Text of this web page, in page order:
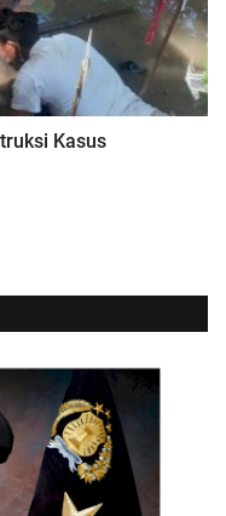
Kasus